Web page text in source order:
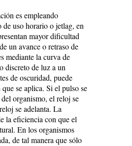
es empleando
uso horario o jetlag, en
mayor dificultad
un avance o retraso de
mediante la curva de
discreto de luz a un
de oscuridad, puede
se aplica. Si el pulso se
organismo, el reloj se
se adelanta. La
la eficiencia con que el
En los organismos
de tal manera que sólo